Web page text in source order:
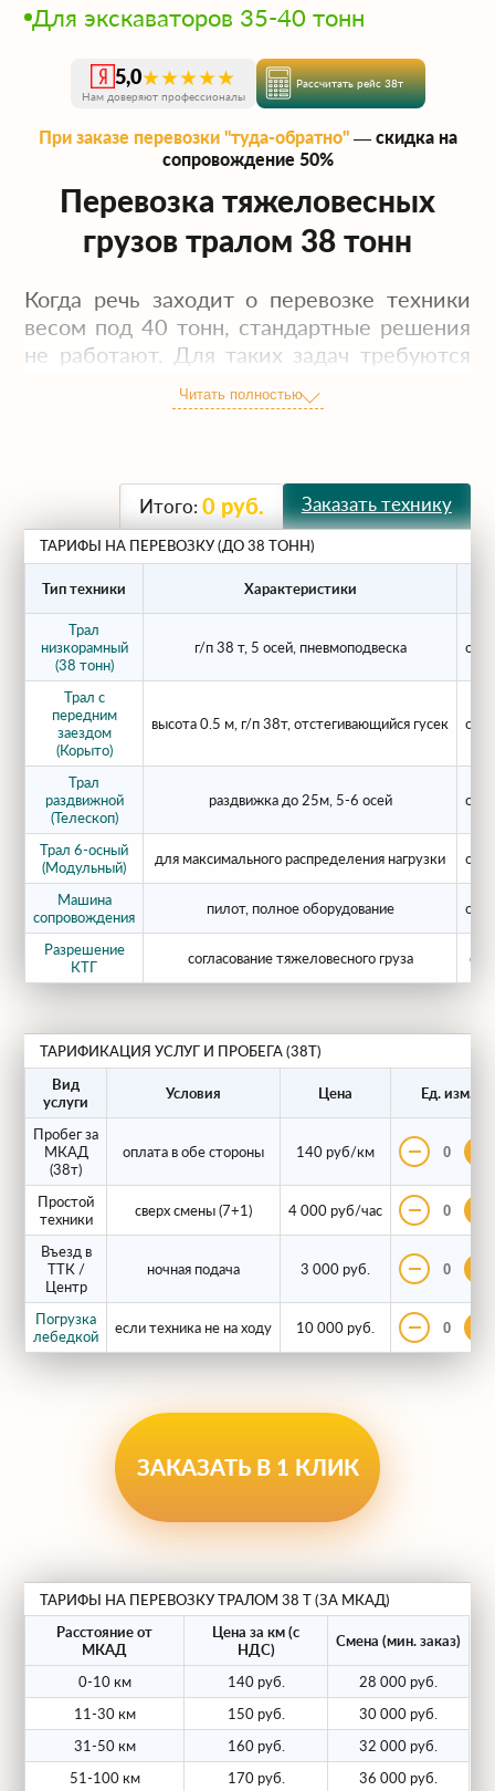
Для экскаваторов 35-40 тонн
5,0★★★★★
Нам доверяют профессионалы
Рассчитать рейс 38т
При заказе перевозки "туда-обратно"— скидка на
сопровождение 50%
Перевозка тяжеловесных
грузов тралом 38 тонн
Когда речь заходит о перевозке техники
весом под 40 тонн, стандартные решения
не работают. Для таких задач требуются
специализированные многоосные
полуприцепы. Компания Arendatrala.ru
транспортировать тяжелое оборудование
легально, равномерно распределяя
нагрузку на дорожное полотно.
Какую технику мы
перевозим?
Грузоподъемность 38 тонн востребована
на крупных инфраструктурных стройках и
в карьерах. Наши тралы идеально
подходят для:
Тяжелых гусеничных экскаваторов
(Komatsu PC400, Hitachi ZX380, Volvo
EC380);
Мобильных дробильных установок
(щековые и конусные дробилки
Тяжелых бульдозеровс рыхлителями
(Shantui SD32, CAT D9);
Трансформаторных подстанций
промышленных прессов.
Особенности наших ГК
ЕВРОГРУППСТРОЙ 2-
тяжеловозов
Парк укомплектован техникой брендов
Faymonville, Nooteboom и Тверьстроймаш.
Колесная формула.
Используем 5-
осные (иногда 6-осные) полуприцепы с
поворотными осями для лучшей
маневренности на стройплощадках.
высокопрочной стали выдерживает
точечные нагрузки от гусениц
тяжелой техники.
Вариативность.В наличии
телескопические (раздвижные) тралы
и платформы с пониженной
погрузочной высотой (0.5м) для
Читать полностью
Итого:0 руб. Заказать технику
ТАРИФЫ НА ПЕРЕВОЗКУ (ДО 38 ТОНН)
Тип техники Характеристики
Трал
низкорамный
(38 тонн)
г/п 38 т, 5 осей, пневмоподвеска от
Трал с
передним
заездом
(Корыто)
высота 0.5 м, г/п 38т, отстегивающийся гусек от
Трал
раздвижной
(Телескоп)
раздвижка до 25м, 5-6 осей от
Трал 6-осный
(Модульный)
для максимального распределения нагрузки от
Машина
сопровождения
пилот, полное оборудование от
Разрешение
КТГ
согласование тяжеловесного груза от
ТАРИФИКАЦИЯ УСЛУГ И ПРОБЕГА (38Т)
Вид
услуги
Условия Цена Ед. изм.
Пробег за
МКАД
(38т)
оплата в обе стороны 140 руб/км
Простой
техники
сверх смены (7+1) 4 000 руб/час
Въезд в
ТТК /
Центр
ночная подача 3 000 руб.
Погрузка
лебедкой
если техника не на ходу 10 000 руб.
ЗАКАЗАТЬ В 1 КЛИК
ТАРИФЫ НА ПЕРЕВОЗКУ ТРАЛОМ 38 Т (ЗА МКАД)
Расстояние от
МКАД
Цена за км (с
НДС)
Смена (мин. заказ)
0-10 км 140 руб.
28 000 руб.
11-30 км
150 руб.
30 000 руб.
31-50 км
160 руб.
32 000 руб.
51-100 км
170 руб. 36 000 руб.